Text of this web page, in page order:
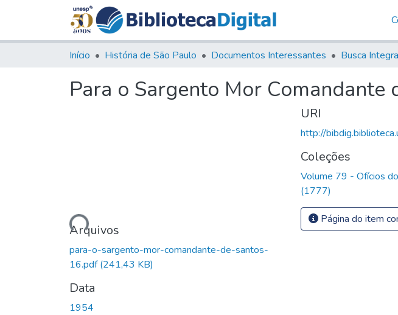
Início História de São Paulo Documentos Interessantes Busca
Para o Sargento Mor Comandante
Carregando...Arquivos
para-o-sargento-mor-comandante-de-santos-
16.pdf(241,43 KB)
Data
1954
URI
http://
Coleções
Volume 79 - Ofícios
(1777)
Página do item